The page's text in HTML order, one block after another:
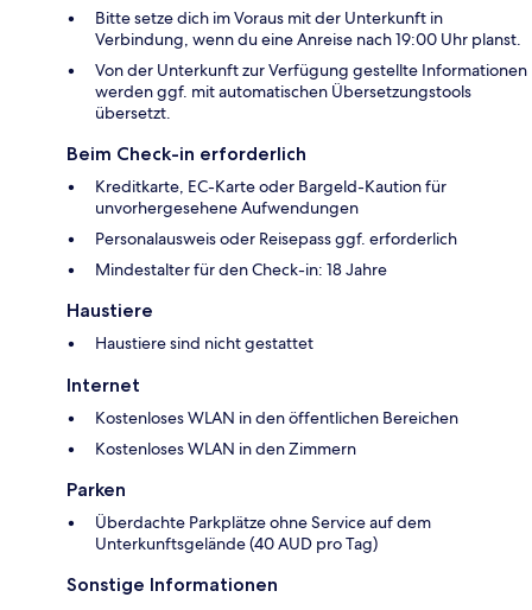
Bitte setze dich im Voraus mit der Unterkunft in
Verbindung, wenn du eine Anreise nach 19:00 Uhr planst.
Von der Unterkunft zur Verfügung gestellte Informationen
werden ggf. mit automatischen Übersetzungstools
übersetzt.
Beim Check-in erforderlich
Kreditkarte, EC-Karte oder Bargeld-Kaution für
unvorhergesehene Aufwendungen
Personalausweis oder Reisepass ggf. erforderlich
Mindestalter für den Check-in: 18 Jahre
Haustiere
Haustiere sind nicht gestattet
Internet
Kostenloses WLAN in den öffentlichen Bereichen
Kostenloses WLAN in den Zimmern
Parken
Überdachte Parkplätze ohne Service auf dem
Unterkunftsgelände (40 AUD pro Tag)
Sonstige Informationen